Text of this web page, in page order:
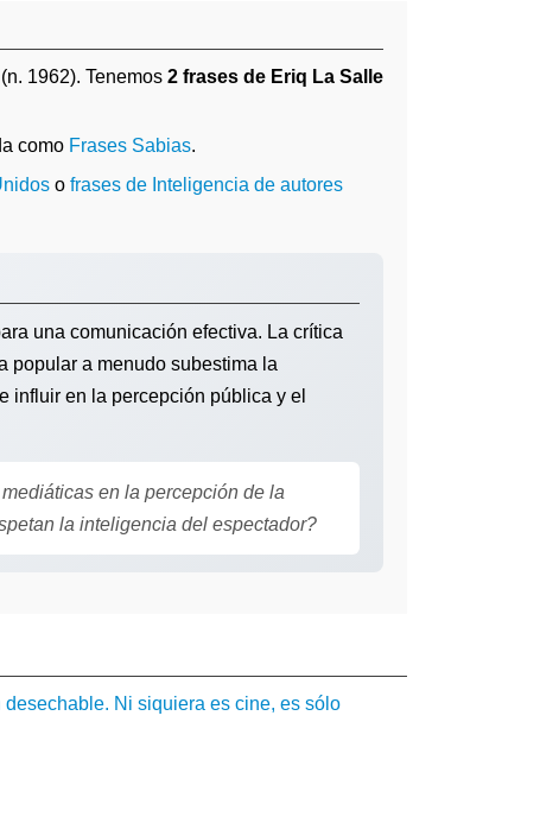
(n. 1962). Tenemos 2 frases de Eriq La Salle
como Frases Sabias.
o frases de Inteligencia de autores
una comunicación efectiva. La crítica
popular a menudo subestima la
influir en la percepción pública y el
en la percepción de la
la inteligencia del espectador?
Ni siquiera es cine, es sólo